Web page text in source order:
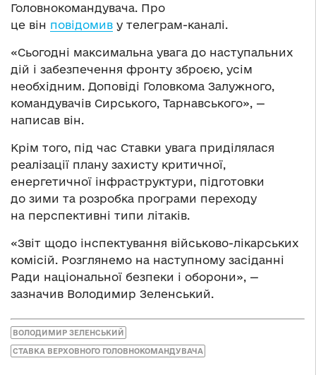
Головнокомандувача. Про
це він повідомив у телеграм-каналі.
«Сьогодні максимальна увага до наступальних
дій і забезпечення фронту зброєю, усім
необхідним. Доповіді Головкома Залужного,
командувачів Сирського, Тарнавського», —
написав він.
Крім того, під час Ставки увага приділялася
реалізації плану захисту критичної,
енергетичної інфраструктури, підготовки
до зими та розробка програми переходу
на перспективні типи літаків.
«Звіт щодо інспектування військово-лікарських
комісій. Розглянемо на наступному засіданні
Ради національної безпеки і оборони», —
зазначив Володимир Зеленський.
ВОЛОДИМИР ЗЕЛЕНСЬКИЙ
СТАВКА ВЕРХОВНОГО ГОЛОВНОКОМАНДУВАЧА